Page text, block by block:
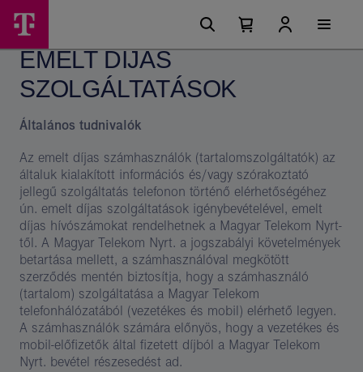
Emelt
díjas
szolgáltatások
Magyar
csoport
Főmenü
lehetőségek
Kosárban
0
Kosár
EMELT DÍJAS
SZOLGÁLTATÁSOK
Általános tudnivalók
Az emelt díjas számhasználók (tartalomszolgáltatók) az
általuk kialakított információs és/vagy szórakoztató
jellegű szolgáltatás telefonon történő elérhetőségéhez
ún. emelt díjas szolgáltatások igénybevételével, emelt
díjas hívószámokat rendelhetnek a Magyar Telekom Nyrt-
től. A Magyar Telekom Nyrt. a jogszabályi követelmények
betartása mellett, a számhasználóval megkötött
szerződés mentén biztosítja, hogy a számhasználó
(tartalom) szolgáltatása a Magyar Telekom
telefonhálózatából (vezetékes és mobil) elérhető legyen.
A számhasználók számára előnyös, hogy a vezetékes és
mobil-előfizetők által fizetett díjból a Magyar Telekom
Nyrt. bevétel részesedést ad.